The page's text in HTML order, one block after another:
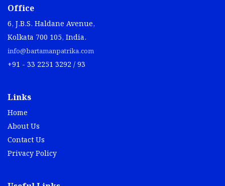
Office
6, J.B.S. Haldane Avenue,
Kolkata 700 105, India.
info@bartamanpatrika.com
+91 - 33 2251 3292 / 93
Links
Home
About Us
Contact Us
Privacy Policy